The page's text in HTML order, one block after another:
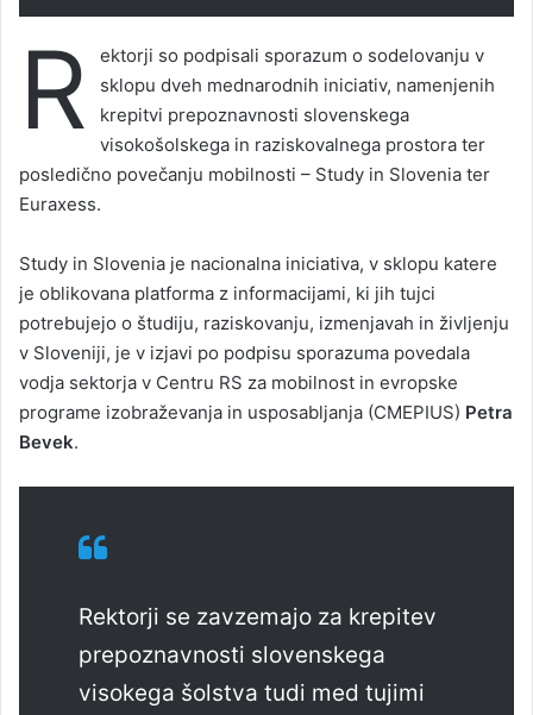
R
ektorji so podpisali sporazum o sodelovanju v
sklopu dveh mednarodnih iniciativ, namenjenih
krepitvi prepoznavnosti slovenskega
visokošolskega in raziskovalnega prostora ter
posledično povečanju mobilnosti – Study in Slovenia ter
Euraxess.
Study in Slovenia je nacionalna iniciativa, v sklopu katere
je oblikovana platforma z informacijami, ki jih tujci
potrebujejo o študiju, raziskovanju, izmenjavah in življenju
v Sloveniji, je v izjavi po podpisu sporazuma povedala
vodja sektorja v Centru RS za mobilnost in evropske
programe izobraževanja in usposabljanja (CMEPIUS) Petra
Bevek.
Rektorji se zavzemajo za krepitev
prepoznavnosti slovenskega
visokega šolstva tudi med tujimi